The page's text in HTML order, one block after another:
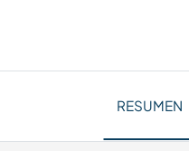
RESUMEN